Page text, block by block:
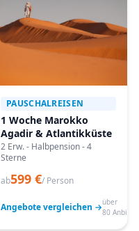
PAUSCHALREISEN
1 Woche Marokko
Agadir & Atlantikküste
2 Erw. - Halbpension - 4
Sterne
ab599 €/ Person
Angebote vergleichen →über
80